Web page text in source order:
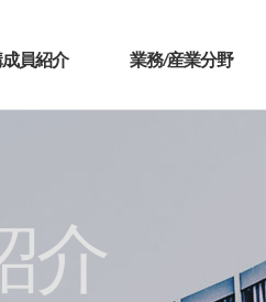
員紹介 業務/産業分野
介